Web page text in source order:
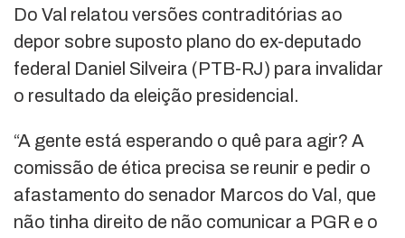
Do Val relatou versões contraditórias ao
depor sobre suposto plano do ex-deputado
federal Daniel Silveira (PTB-RJ) para invalidar
o resultado da eleição presidencial.
“A gente está esperando o quê para agir? A
comissão de ética precisa se reunir e pedir o
afastamento do senador Marcos do Val, que
não tinha direito de não comunicar a PGR e o